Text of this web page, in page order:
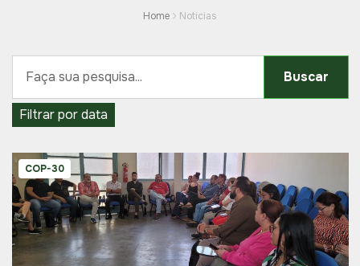
Home Noticias
Buscar
Filtrar por data
COP-30